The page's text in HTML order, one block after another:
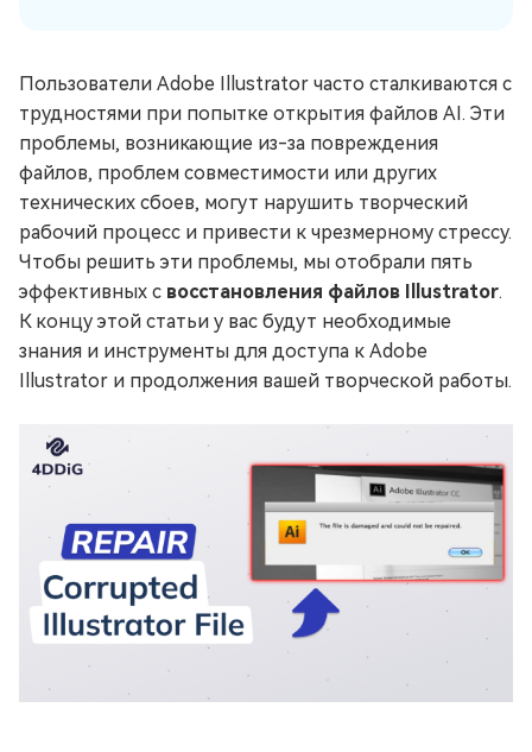
Пользователи Adobe Illustrator часто сталкиваются с
трудностями при попытке открытия файлов AI. Эти
проблемы, возникающие из-за повреждения
файлов, проблем совместимости или других
технических сбоев, могут нарушить творческий
рабочий процесс и привести к чрезмерному стрессу.
Чтобы решить эти проблемы, мы отобрали пять
эффективных с восстановления файлов Illustrator.
К концу этой статьи у вас будут необходимые
знания и инструменты для доступа к Adobe
Illustrator и продолжения вашей творческой работы.